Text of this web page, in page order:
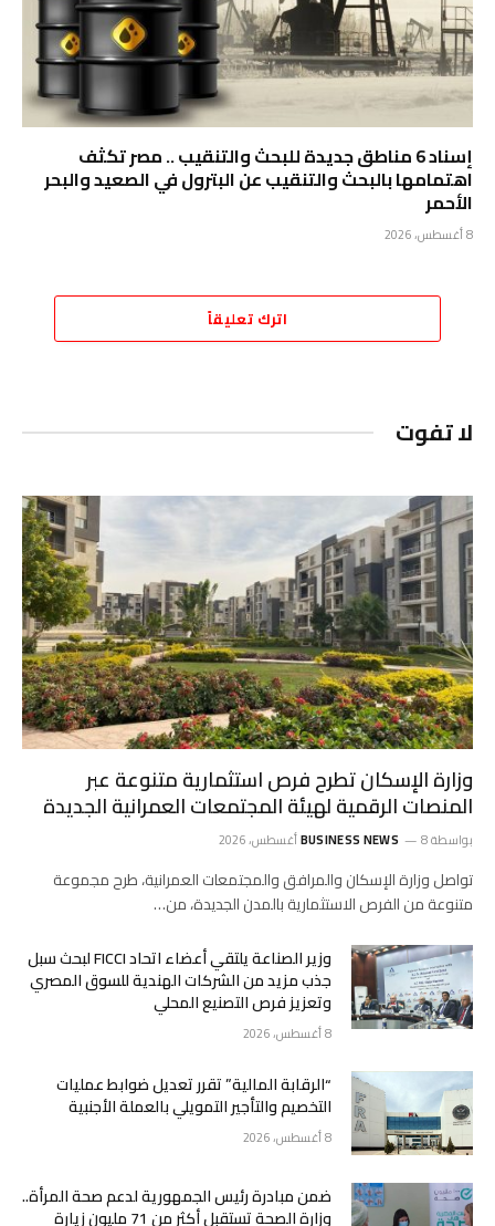
إسناد 6 مناطق جديدة للبحث والتنقيب .. مصر تكثف
اهتمامها بالبحث والتنقيب عن البترول في الصعيد والبحر
الأحمر
8 أغسطس، 2026
اترك تعليقاً
لا تفوت
وزارة الإسكان تطرح فرص استثمارية متنوعة عبر
المنصات الرقمية لهيئة المجتمعات العمرانية الجديدة
بواسطة BUSINESS NEWS 8 أغسطس، 2026
تواصل وزارة الإسكان والمرافق والمجتمعات العمرانية، طرح مجموعة
متنوعة من الفرص الاستثمارية بالمدن الجديدة، من…
وزير الصناعة يلتقي أعضاء اتحاد FICCI لبحث سبل
جذب مزيد من الشركات الهندية للسوق المصري
وتعزيز فرص التصنيع المحلي
8 أغسطس، 2026
“الرقابة المالية” تقرر تعديل ضوابط عمليات
التخصيم والتأجير التمويلي بالعملة الأجنبية
8 أغسطس، 2026
ضمن مبادرة رئيس الجمهورية لدعم صحة المرأة..
وزارة الصحة تستقبل أكثر من 71 مليون زيارة